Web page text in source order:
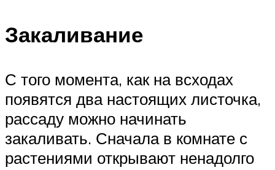
Закаливание
С того момента, как на всходах
появятся два настоящих листочка,
рассаду можно начинать
закаливать. Сначала в комнате с
растениями открывают ненадолго